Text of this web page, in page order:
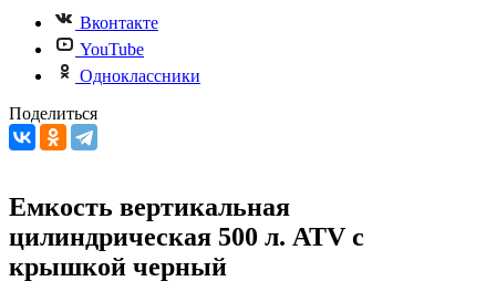
Вконтакте
YouTube
Одноклассники
Поделиться
Емкость вертикальная
цилиндрическая 500 л. ATV с
крышкой черный